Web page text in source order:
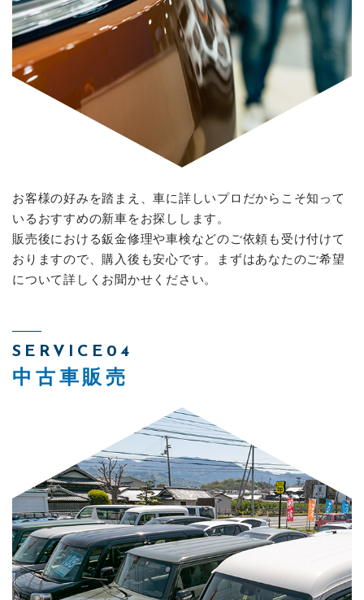
お客様の好みを踏まえ、車に詳しいプロだからこそ知って
いるおすすめの新車をお探しします。
販売後における鈑金修理や車検などのご依頼も受け付けて
おりますので、購入後も安心です。まずはあなたのご希望
について詳しくお聞かせください。
SERVICE04
中古車販売